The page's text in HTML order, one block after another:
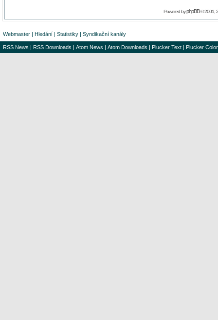
Powered byphpBB© 2001,
Webmaster | Hledání | Statistiky | Syndikační kanály
RSS News | RSS Downloads | Atom News | Atom Downloads | Plucker Text | Plucker Color